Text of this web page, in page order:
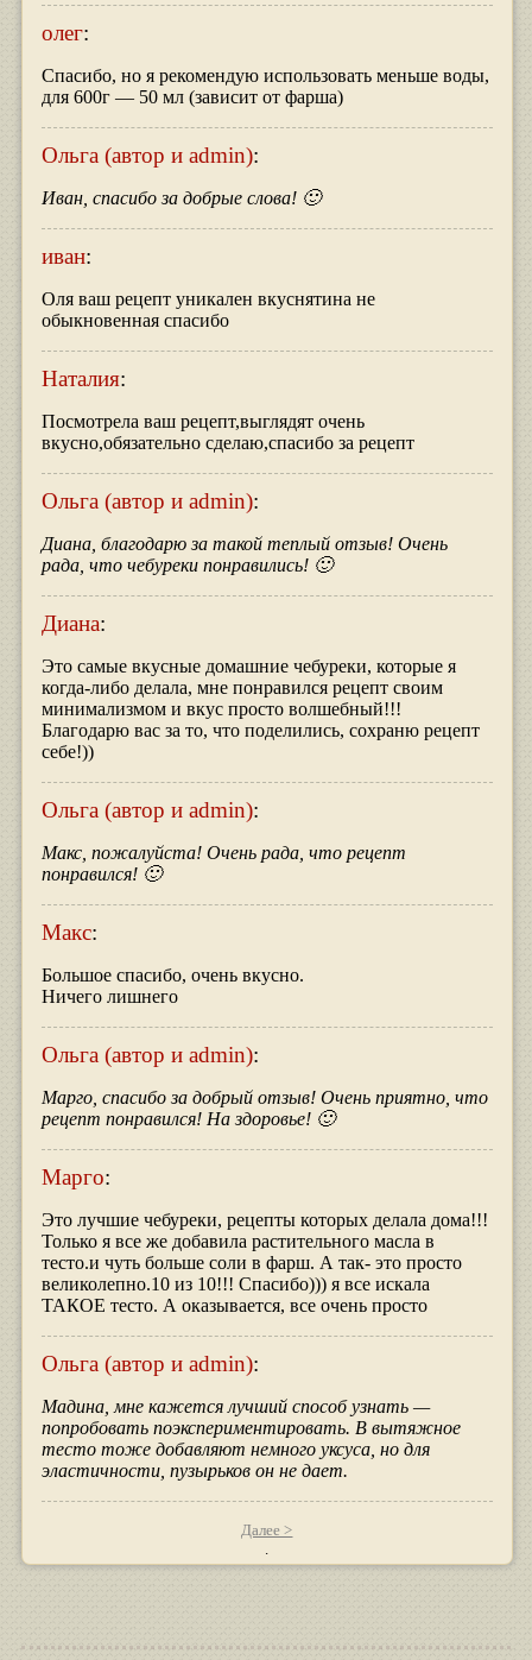
олег:
Спасибо, но я рекомендую использовать меньше воды,
для 600г — 50 мл (зависит от фарша)
Ольга (автор и admin):
Иван, спасибо за добрые слова! 🙂
иван:
Оля ваш рецепт уникален вкуснятина не
обыкновенная спасибо
Наталия:
Посмотрела ваш рецепт,выглядят очень
вкусно,обязательно сделаю,спасибо за рецепт
Ольга (автор и admin):
Диана, благодарю за такой теплый отзыв! Очень
рада, что чебуреки понравились! 🙂
Диана:
Это самые вкусные домашние чебуреки, которые я
когда-либо делала, мне понравился рецепт своим
минимализмом и вкус просто волшебный!!!
Благодарю вас за то, что поделились, сохраню рецепт
себе!))
Ольга (автор и admin):
Макс, пожалуйста! Очень рада, что рецепт
понравился! 🙂
Макс:
Большое спасибо, очень вкусно.
Ничего лишнего
Ольга (автор и admin):
Марго, спасибо за добрый отзыв! Очень приятно, что
рецепт понравился! На здоровье! 🙂
Марго:
Это лучшие чебуреки, рецепты которых делала дома!!!
Только я все же добавила растительного масла в
тесто.и чуть больше соли в фарш. А так- это просто
великолепно.10 из 10!!! Спасибо))) я все искала
ТАКОЕ тесто. А оказывается, все очень просто
Ольга (автор и admin):
Мадина, мне кажется лучший способ узнать —
попробовать поэкспериментировать. В вытяжное
тесто тоже добавляют немного уксуса, но для
эластичности, пузырьков он не дает.
Далее >